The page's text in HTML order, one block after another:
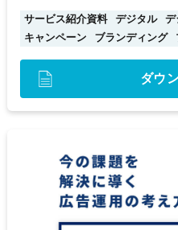
サービス紹介資料 デジタル
デ
キャンペーン
ブランディング
ダウ